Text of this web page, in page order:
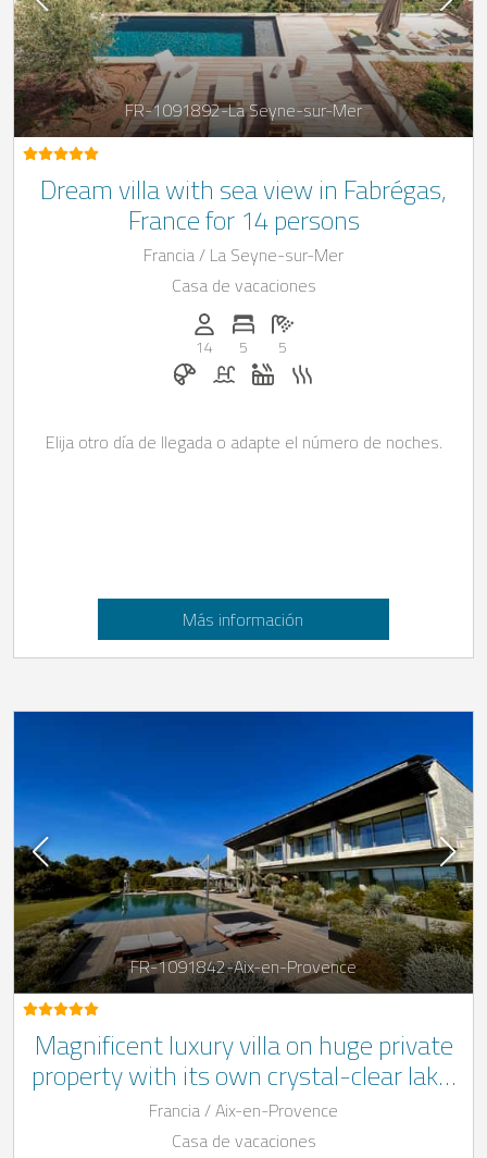
FR-1091892-La Seyne-sur-Mer
Dream villa with sea view in Fabrégas,
France for 14 persons
Francia / La Seyne-sur-Mer
Casa de vacaciones
Personas (max.): 14
14
Numero de habitaciones: 5
5
Cantidad de baños: 5
5
Desayuno bajo solicitud
Piscina Jacuzzi
Elija otro día de llegada o adapte el número de noches.
Más información
FR-1091842-Aix-en-Provence
Magnificent luxury villa on huge private
property with its own crystal-clear lake,
big outdoor pool, stylish décor and much
more
Francia / Aix-en-Provence
Casa de vacaciones